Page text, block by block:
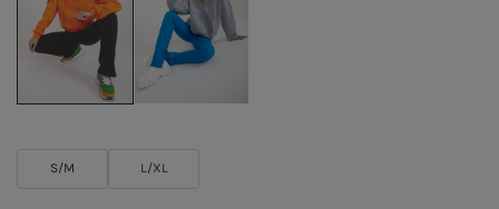
S/M L/XL